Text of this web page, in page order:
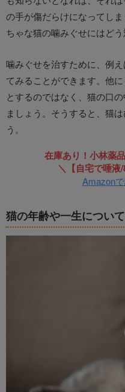
の手が傷だらけになってし
ちゃな猫の噛みぐせにはど
噛みぐせを治すために、例
てみることができます。他
とするのではなく、猫の口
ましょう。そうすると、猫
う。
在庫あり！小林薬
＼【自宅で唾液
Amazon
猫の年齢や一生について